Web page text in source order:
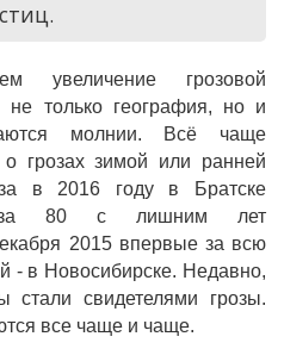
увеличение грозовой
не только география, но и
молнии. Всё чаще
грозах зимой или ранней
в 2016 году в Братске
за 80 с лишним лет
2015 впервые за всю
- в Новосибирске. Недавно,
свидетелями грозы.
все чаще и чаще.